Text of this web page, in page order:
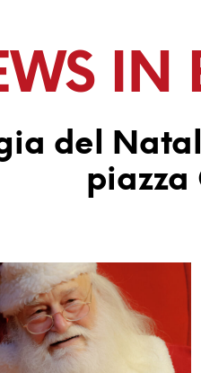
IN
del
piazza